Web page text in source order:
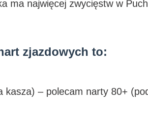
ma najwięcej zwycięstw w
zjazdowych to:
kasza) – polecam narty 80+